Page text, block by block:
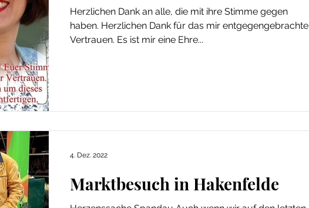
Herzlichen Dank an alle, die mit ihre Stimme gegen
haben. Herzlichen Dank für das mir entgegengebrachte
Vertrauen. Es ist mir eine Ehre...
Marktbesuch in Hakenfelde
4. Dez. 2022